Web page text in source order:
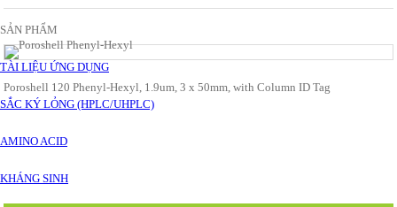
SẢN PHẨM
TÀI LIỆU ỨNG DỤNG
SẮC KÝ LỎNG (HPLC/UHPLC)
AMINO ACID
KHÁNG SINH
Poroshell 120 Phenyl-Hexyl, 1.9um, 3 x 50mm, with Column ID Tag